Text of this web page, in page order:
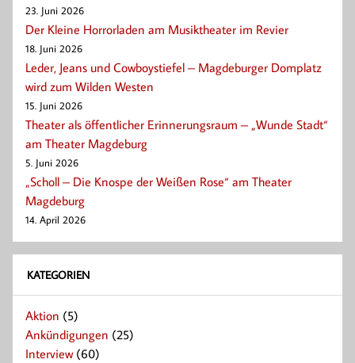
23. Juni 2026
Der Kleine Horrorladen am Musiktheater im Revier
18. Juni 2026
Leder, Jeans und Cowboystiefel – Magdeburger Domplatz
wird zum Wilden Westen
15. Juni 2026
Theater als öffentlicher Erinnerungsraum – „Wunde Stadt“
am Theater Magdeburg
5. Juni 2026
„Scholl – Die Knospe der Weißen Rose“ am Theater
Magdeburg
14. April 2026
KATEGORIEN
Aktion (5)
Ankündigungen (25)
Interview(60)